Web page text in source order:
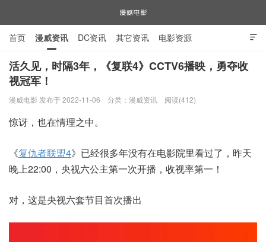
漫威电影

首页 漫威资讯 DC资讯 其它资讯 电影资源
电视剧资源 漫威图片
活久见，时隔3年，《复联4》CCTV6播映，勇夺收
视冠军！
漫威电影 发布于 2022-11-06 分类： 漫威资讯 阅读(412)
惊讶，也在情理之中。
《复仇者联盟4》已经很多年没有在电影院里看过了，昨天
晚上22:00，央视六公主第一次开播，收视率第一！
对，这是央视六套节目首次播出